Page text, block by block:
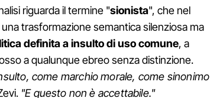
riguarda il termine "sionista", che nel
trasformazione semantica silenziosa ma
definita a insulto di uso comune, a
a qualunque ebreo senza distinzione.
come marchio morale, come sinonimo
"E questo non è accettabile."